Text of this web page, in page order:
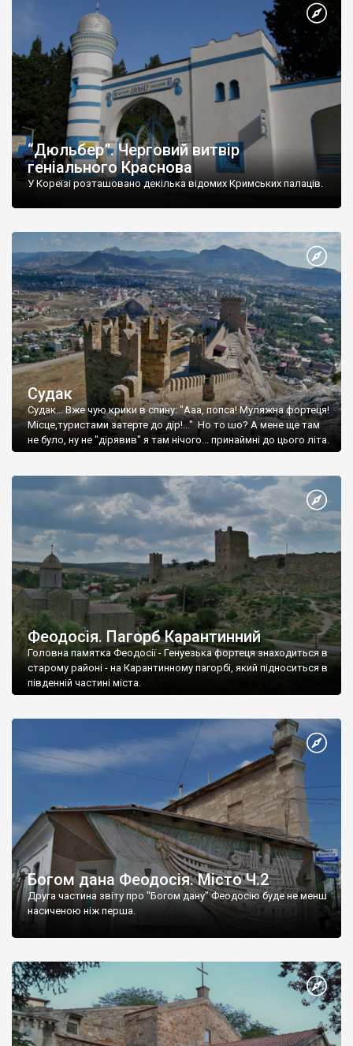
“Дюльбер”. Черговий витвір
геніального Краснова
У Кореїзі розташовано декілька відомих Кримських палаців.
Судак
Судак... Вже чую крики в спину: "Ааа, попса! Муляжна фортеця!
Місце,туристами затерте до дір!..." Но то шо? А мене ще там
не було, ну не "дірявив" я там нічого... принаймні до цього літа.
Феодосія. Пагорб Карантинний
Головна памятка Феодосії - Генуезька фортеця знаходиться в
старому районі - на Карантинному пагорбі, який підноситься в
південній частині міста.
Богом дана Феодосія. Місто Ч.2
Друга частина звіту про "Богом дану" Феодосію буде не менш
насиченою ніж перша.